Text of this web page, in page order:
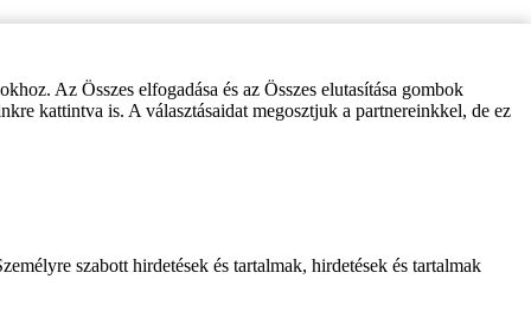
Az Összes elfogadása és az Összes elutasítása gombok
kattintva is. A választásaidat megosztjuk a partnereinkkel, de ez
szabott hirdetések és tartalmak, hirdetések és tartalmak